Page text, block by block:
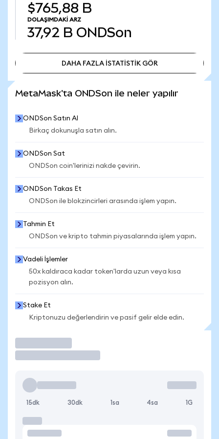
$765,88 B
DOLAŞIMDAKI ARZ
37,92 B ONDSon
DAHA FAZLA İSTATİSTİK GÖR
MetaMask'ta ONDSon ile neler yapılır
ONDSon Satın Al
Birkaç dokunuşla satın alın.
ONDSon Sat
ONDSon coin'lerinizi nakde çevirin.
ONDSon Takas Et
ONDSon ile blokzincirleri arasında işlem yapın.
Tahmin Et
ONDSon ve kripto tahmin piyasalarında işlem yapın.
Vadeli İşlemler
50x kaldıraca kadar token'larda uzun veya kısa
pozisyon alın.
Stake Et
Kriptonuzu değerlendirin ve pasif gelir elde edin.
15dk 30dk 1sa 4sa 1G